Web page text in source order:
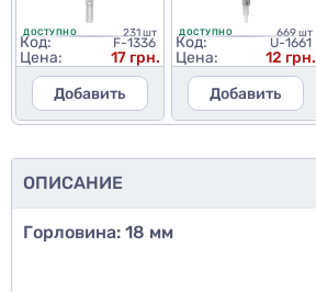
ДОСТУПНО 231 шт
Код: F-1336
Цена:
17 грн.
Добавить
ДОСТУПНО 669 шт
Код: U-1661
Цена:
12 грн.
Добавить
ОПИСАНИЕ
Горловина: 18 мм